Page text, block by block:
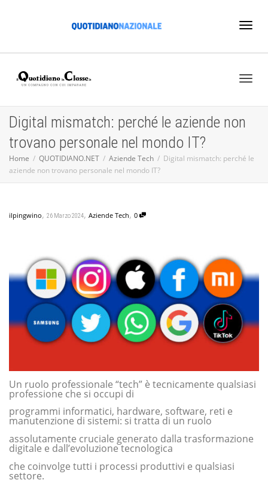
Digital mismatch: perché le aziende non
trovano personale nel mondo IT?
Home QUOTIDIANO.NET Aziende Tech
Digital mismatch: perché le
aziende non trovano personale nel mondo IT?
ilpingwino, 26 Marzo 2024, Aziende Tech, 0
Un ruolo professionale “tech” è tecnicamente qualsiasi
professione che si occupi di
programmi informatici, hardware, software, reti e
manutenzione di sistemi: si tratta di un ruolo
assolutamente cruciale generato dalla trasformazione
digitale e dall’evoluzione tecnologica
che coinvolge tutti i processi produttivi e qualsiasi
settore.